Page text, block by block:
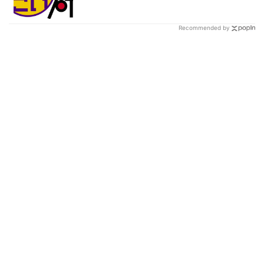
Recommended by